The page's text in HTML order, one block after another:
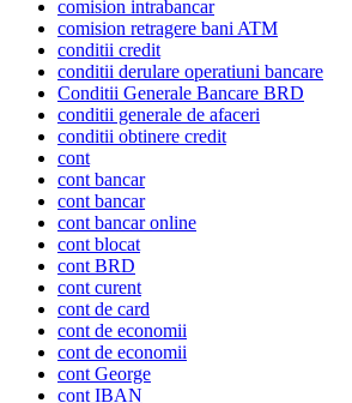
comision intrabancar
comision retragere bani ATM
conditii credit
conditii derulare operatiuni bancare
Conditii Generale Bancare BRD
conditii generale de afaceri
conditii obtinere credit
cont
cont bancar
cont bancar
cont bancar online
cont blocat
cont BRD
cont curent
cont de card
cont de economii
cont de economii
cont George
cont IBAN